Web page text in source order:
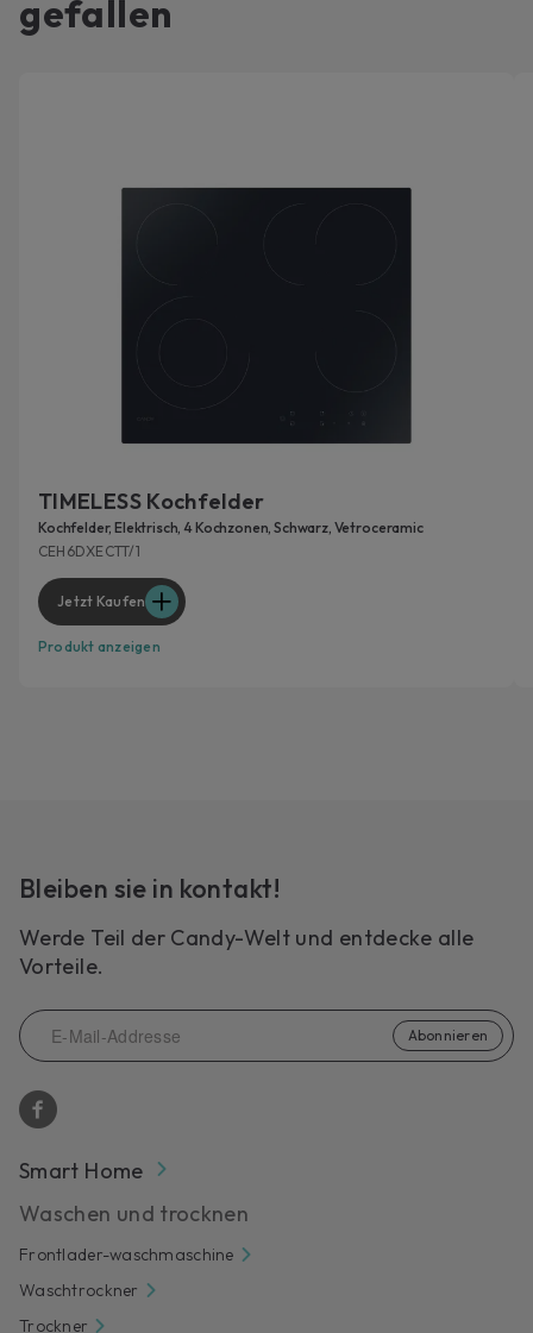
gefallen
TIMELESS Kochfelder
Kochfelder, Elektrisch, 4 Kochzonen, Schwarz, Vetroceramic
CEH6DXECTT/1
Jetzt Kaufen
Produkt anzeigen
Bleiben sie in kontakt!
Werde Teil der Candy-Welt und entdecke alle
Vorteile.
Abonnieren
Smart Home
Waschen und trocknen
Frontlader-waschmaschine
Waschtrockner
Trockner